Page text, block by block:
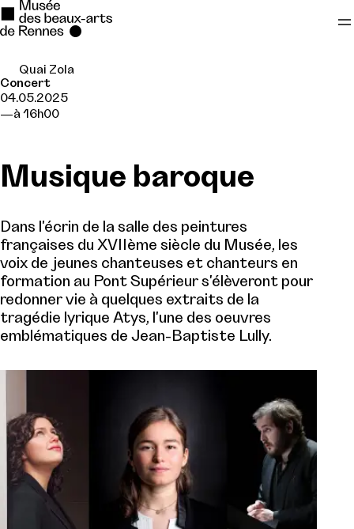
Se rendre au
Contenu principal
Quai Zola
Concert
04.05.2025
à 16h00
Musique baroque
Dans l'écrin de la salle des peintures
françaises du XVIIème siècle du Musée, les
voix de jeunes chanteuses et chanteurs en
formation au Pont Supérieur s'élèveront pour
redonner vie à quelques extraits de la
tragédie lyrique Atys, l'une des oeuvres
emblématiques de Jean-Baptiste Lully.